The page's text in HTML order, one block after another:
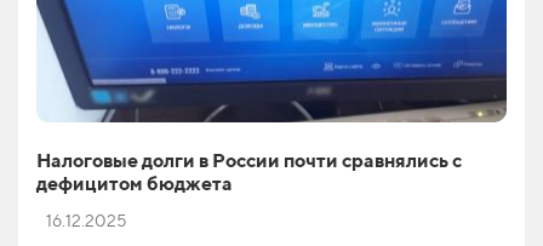
Налоговые долги в России почти сравнялись с
дефицитом бюджета
16.12.2025